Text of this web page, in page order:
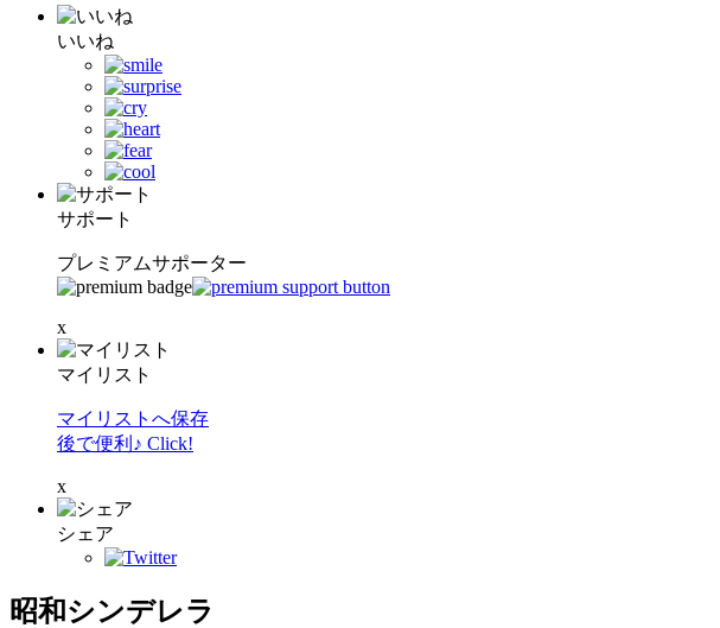
いいね
サポート
プレミアムサポーター
x
マイリスト
マイリストへ保存
後で便利♪ Click!
x
シェア
昭和シンデレラ